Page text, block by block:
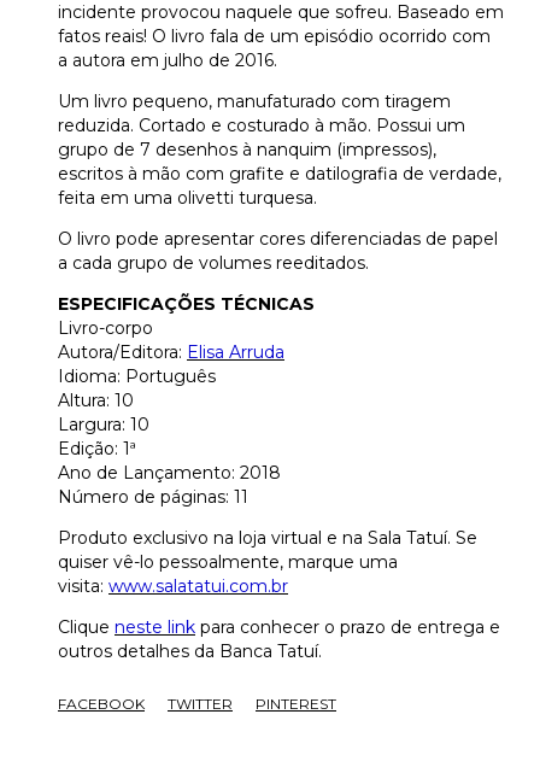
incidente provocou naquele que sofreu. Baseado em
fatos reais! O livro fala de um episódio ocorrido com
a autora em julho de 2016.
Um livro pequeno, manufaturado com tiragem
reduzida. Cortado e costurado à mão. Possui um
grupo de 7 desenhos à nanquim (impressos),
escritos à mão com grafite e datilografia de verdade,
feita em uma olivetti turquesa.
O livro pode apresentar cores diferenciadas de papel
a cada grupo de volumes reeditados.
ESPECIFICAÇÕES TÉCNICAS
Livro-corpo
Autora/Editora: Elisa Arruda
Idioma: Português
Altura: 10
Largura: 10
Edição: 1ª
Ano de Lançamento: 2018
Número de páginas: 11
Produto exclusivo na loja virtual e na Sala Tatuí. Se
quiser vê-lo pessoalmente, marque uma
visita: www.salatatui.com.br
Clique neste link para conhecer o prazo de entrega e
outros detalhes da Banca Tatuí.
FACEBOOK TWITTER PINTEREST